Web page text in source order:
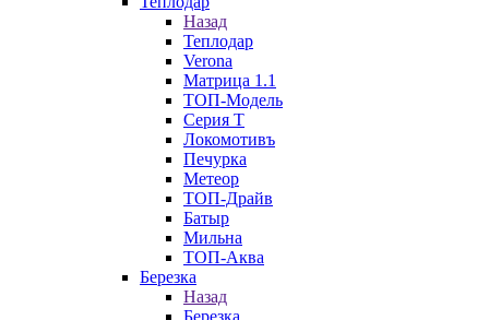
Назад
Теплодар
Verona
Матрица 1.1
ТОП-Модель
Серия Т
Локомотивъ
Печурка
Метеор
ТОП-Драйв
Батыр
Мильна
ТОП-Аква
Березка
Назад
Березка